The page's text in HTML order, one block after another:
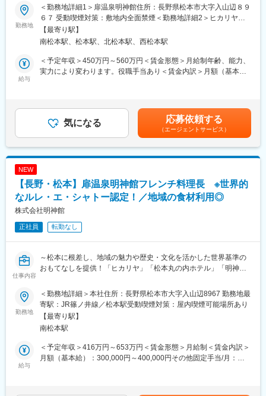
■職務内容
長野県松本市で宿泊業、飲食業を中心に展開している扉グループ
で、「扉温泉明神館」「ヒカリヤニシ」「ヒカリヤヒガシ」のい
ずれかで支配人候補をお任せします。支配人候補で、現支配人の
補佐からスタートします。
・スタッフの統括
・お客様対応・電話応対
リゾート）』をコンセプトに、旅館・ホテル・レストラン・ウエ
ディング・古民家宿泊・福祉事業所などを展開！グループ全体の
シナジー効果を活用しながら、松本に貢献しています。
テル・レストランだけが認められる「ルレ・エ・シャトー」に認
◎「地域と一緒に成長」「地域のモノ・コトを発信」：松本城周
辺を盛り上げていくことを目的に「松本城・三の丸倶楽部」に参
「福祉事業所の開所」など、松本城界隈の企業や商店、自治体と
連携し、松本の良いものを地域と一緒にブランディングし、発信
していく活動も行っております。
◎標高1,050m・八ヶ岳中信高原国定公園の大自然の中に佇み、自
ト」の『扉温泉 明神館』や、松本城に最も近くて松本の歴史を感
じられる『松本丸の内ホテル』、130年以上前に建てられた名門
勤務地
＜勤務地詳細1＞扉温泉明神館住所：長野県松本市大字入山辺８９
６７ 受動喫煙対策：敷地内全面禁煙＜勤務地詳細2＞ヒカリヤ住
所：長野県松本市大手4-7-14 勤務地最寄駅：JR線／松本駅受動喫
煙対策：屋内全面禁煙
【最寄り駅】
南松本駅、松本駅、北松本駅、西松本駅
給与
＜予定年収＞450万円～560万円＜賃金形態＞月給制年齢、能力、
実力により変わります。役職手当あり＜賃金内訳＞月額（基本
む）＜昇給有無＞有＜残業手当＞有＜給与補足＞■昇給：あり■賞
与：あり賃金はあくまでも目安の金額であり、選考を通じて上下
する可能性があります。月給(月額)は固定手当を含めた表記です。
気になる 応募依頼する
（エージェントサービス）
NEW
【長野・松本】扉温泉明神館フレンチ料理長 ※世界的
なルレ・エ・シャトー認定！／地域の食材利用◎
株式会社明神館
正社員 転勤なし
仕事内容
～松本に根差し、地域の魅力や歴史・文化を活かした世界基準の
おもてなしを提供！「ヒカリヤ」「松本丸の内ホテル」「明神
■職務内容
扉温泉明神館の「ナチュレフレンチ菜」（フレンチ料理）にて料
理長としてご勤務いただきます。 ご経験によりお任せする内容は
変わりますが、メニューの考案、食材の仕入れ、原価管理、人材
教育等の業務にも携わっていただきます。
勤務地
＜勤務地詳細＞本社住所：長野県松本市大字入山辺8967 勤務地最
寄駅：JR篠ノ井線／松本駅受動喫煙対策：屋内喫煙可能場所あり
【最寄り駅】
南松本駅
給与
＜予定年収＞416万円～653万円＜賃金形態＞月給制＜賃金内訳＞
月額（基本給）：300,000円～400,000円その他固定手当/月：